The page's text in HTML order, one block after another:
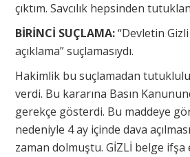
çıktım. Savcılık hepsinden
BİRİNCİ SUÇLAMA:“Devletin
açıklama” suçlamasıydı.
Hakimlik bu suçlamadan
verdi. Bu kararına Basın
gerekçe gösterdi. Bu maddeye
nedeniyle 4 ay içinde dava
zaman dolmuştu. GİZLİ belge